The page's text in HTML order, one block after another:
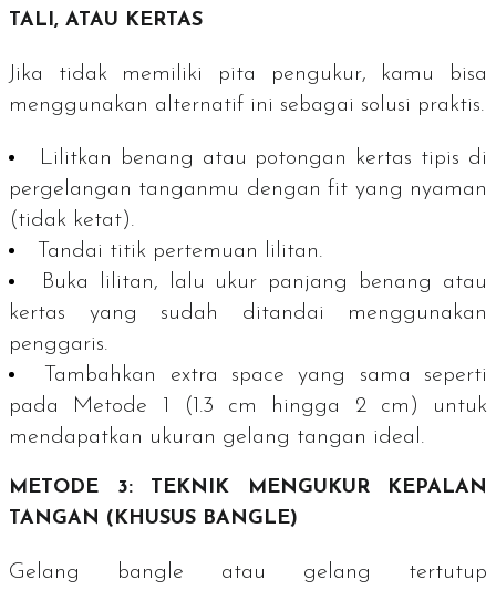
TALI, ATAU KERTAS
Jika tidak memiliki pita pengukur, kamu bisa
menggunakan alternatif ini sebagai solusi praktis.
Lilitkan benang atau potongan kertas tipis di
pergelangan tanganmu denganfit yang nyaman
(tidak ketat).
Tandai titik pertemuan lilitan.
Buka lilitan, lalu ukur panjang benang atau
kertas yang sudah ditandai menggunakan
penggaris.
Tambahkan extra space yang sama seperti
pada Metode 1 (1.3 cm hingga 2 cm) untuk
mendapatkan ukuran gelang tangan ideal.
METODE 3: TEKNIK MENGUKUR KEPALAN
TANGAN (KHUSUS BANGLE)
Gelang bangle atau gelang tertutup